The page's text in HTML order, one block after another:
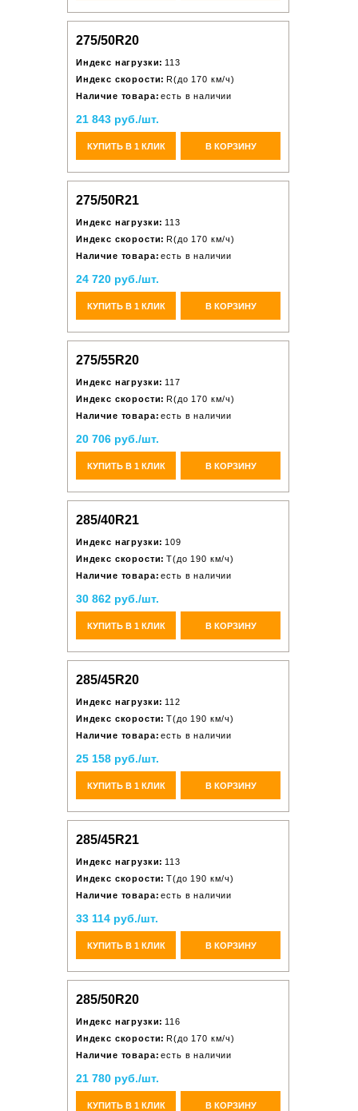
275/50R20
Индекс нагрузки: 113
Индекс скорости: R(до 170 км/ч)
Наличие товара: есть в наличии
21 843 руб./шт.
КУПИТЬ В 1 КЛИК В КОРЗИНУ
275/50R21
Индекс нагрузки: 113
Индекс скорости: R(до 170 км/ч)
Наличие товара: есть в наличии
24 720 руб./шт.
КУПИТЬ В 1 КЛИК В КОРЗИНУ
275/55R20
Индекс нагрузки: 117
Индекс скорости: R(до 170 км/ч)
Наличие товара: есть в наличии
20 706 руб./шт.
КУПИТЬ В 1 КЛИК В КОРЗИНУ
285/40R21
Индекс нагрузки: 109
Индекс скорости: T(до 190 км/ч)
Наличие товара: есть в наличии
30 862 руб./шт.
КУПИТЬ В 1 КЛИК В КОРЗИНУ
285/45R20
Индекс нагрузки: 112
Индекс скорости: T(до 190 км/ч)
Наличие товара: есть в наличии
25 158 руб./шт.
КУПИТЬ В 1 КЛИК В КОРЗИНУ
285/45R21
Индекс нагрузки: 113
Индекс скорости: T(до 190 км/ч)
Наличие товара: есть в наличии
33 114 руб./шт.
КУПИТЬ В 1 КЛИК В КОРЗИНУ
285/50R20
Индекс нагрузки: 116
Индекс скорости: R(до 170 км/ч)
Наличие товара: есть в наличии
21 780 руб./шт.
КУПИТЬ В 1 КЛИК В КОРЗИНУ